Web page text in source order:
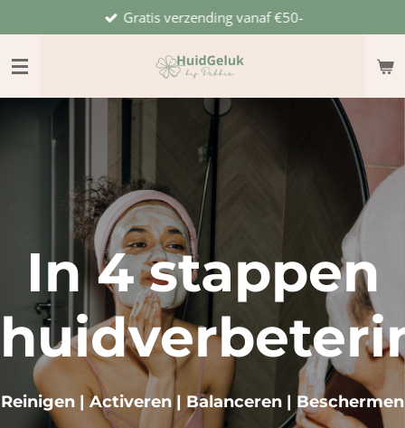
direct
naar
de
hoofdinhoud
Gratis verzending vanaf €50-
In 4 stappen
Reinigen | Activeren | Balanceren | Beschermen